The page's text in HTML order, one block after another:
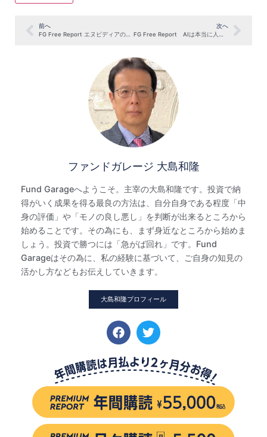
前へ
FG Free Report エヌビディアの強さ：CUDAとは何か？（11月20日号抜粋）
次へ
FG Free Report AIは本当に人間の仕事を奪うのか？（11月27日号抜粋）
ファンドガレージ 大島和隆
Fund Garageへようこそ。主宰の大島和隆です。投資で納
得がいく成果を得る最良の方法は、自分自身である程度「中
身の評価」や「モノの良し悪し」を判断が出来るところから
始めることです。その為にも、まず身近なところから始めま
しょう。投資で勝つには「急がば回れ」です。Fund
Garageはその為に、私の経験に基づいて、ご自身の知見の
活かし方などもお伝えしていきます。
大島和隆プロフィール